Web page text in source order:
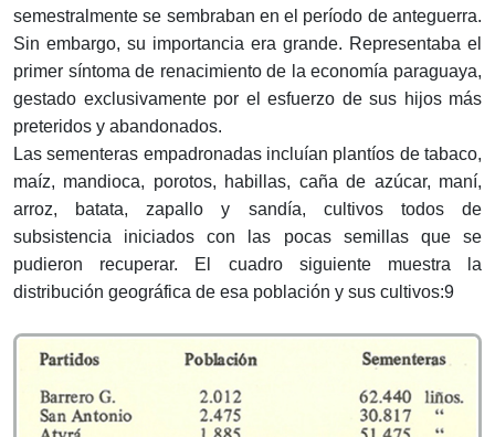
semestralmente se sembraban en el período de anteguerra.
Sin embargo, su importancia era grande. Representaba el
primer síntoma de renacimiento de la economía paraguaya,
gestado exclusivamente por el esfuerzo de sus hijos más
preteridos y abandonados.
Las sementeras empadronadas incluían plantíos de tabaco,
maíz, mandioca, porotos, habillas, caña de azúcar, maní,
arroz, batata, zapallo y sandía, cultivos todos de
subsistencia iniciados con las pocas semillas que se
pudieron recuperar. El cuadro siguiente muestra la
distribución geográfica de esa población y sus cultivos:9